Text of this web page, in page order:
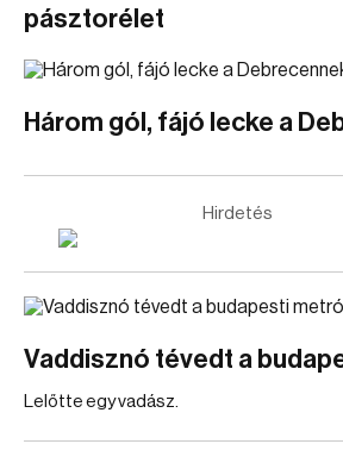
pásztorélet
Három gól, fájó lecke a
Hirdetés
Vaddisznó tévedt a
Lelőtte egy vadász.